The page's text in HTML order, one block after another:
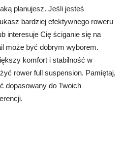
planujesz. Jeśli jesteś
bardziej efektywnego roweru
interesuje Cię ściganie się na
może być dobrym wyborem.
komfort i stabilność w
rower full suspension. Pamiętaj,
dopasowany do Twoich